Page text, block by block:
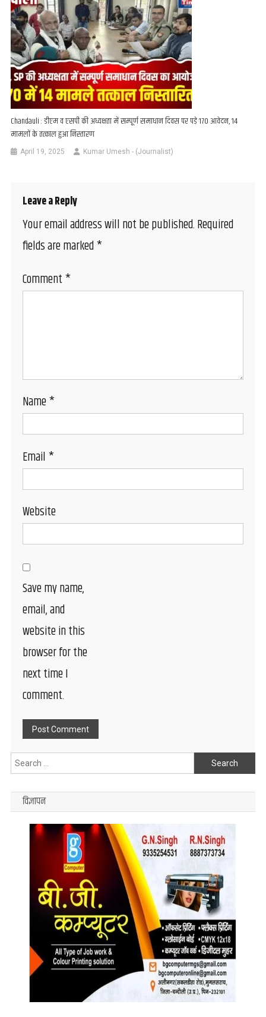
Chandauli : डीएम व एसपी की अध्यक्षता में सम्पूर्ण समाधान दिवस पर पड़े 170 आवेदन, 14
मामलों के तत्काल हुआ निस्तारण
April 19, 2025 Kumar Umesh - (Journalist)
Leave a Reply
Your email address will not be published.Required
fields are marked*
Comment*
Name*
Email*
Website
Save my name,
email, and
website in this
browser for the
next time I
comment.
Search
for:
विज्ञापन